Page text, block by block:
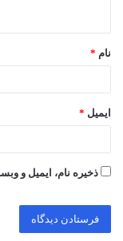
*
نام *
ایمیل *
ذخیره نام، ایمیل و